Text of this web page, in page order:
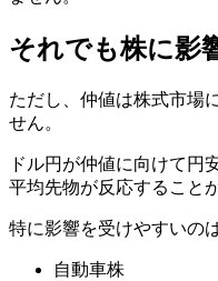
それでも株に影
ただし、仲値は株式市場
せん。
ドル円が仲値に向けて円
平均先物が反応すること
特に影響を受けやすいのは
自動車株